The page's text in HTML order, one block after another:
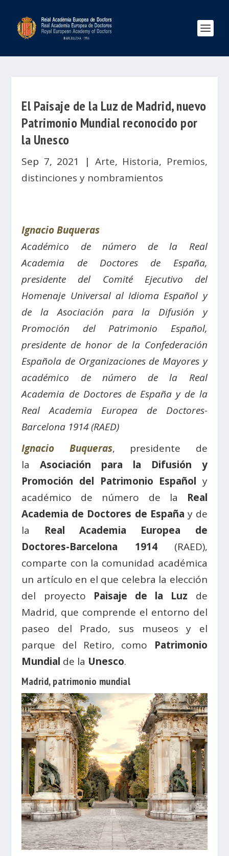
El Paisaje de la Luz de Madrid, nuevo
Patrimonio Mundial reconocido por
la Unesco
Sep 7, 2021 | Arte, Historia, Premios,
distinciones y nombramientos
Ignacio Buqueras
Académico de número de la Real
Academia de Doctores de España,
presidente del Comité Ejecutivo del
Homenaje Universal al Idioma Español y
de la
Asociación para la Difusión y
Promoción del Patrimonio Español,
presidente de honor de la Confederación
Española de Organizaciones de Mayores y
académico de número de la Real
Academia de Doctores de España y de la
Real Academia Europea de Doctores-
Barcelona 1914 (RAED)
Ignacio Buqueras, presidente de
laAsociación para la Difusión y
Promoción del Patrimonio Español y
académico de número de la Real
Academia de Doctores de España y de
la Real Academia Europea de
Doctores-Barcelona 1914(RAED),
comparte con la comunidad académica
un artículo en el que celebra la elección
del proyecto Paisaje de la Luz de
Madrid, que comprende el entorno del
paseo del Prado, sus museos y el
parque del Retiro, como Patrimonio
Mundial de la Unesco.
Madrid, patrimonio mundial